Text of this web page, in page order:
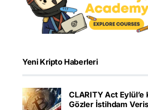
Yeni Kripto Haberleri
CLARITY Act Eylül’e
Gözler İstihdam